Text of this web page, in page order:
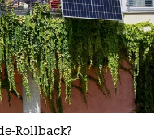
Rollback?